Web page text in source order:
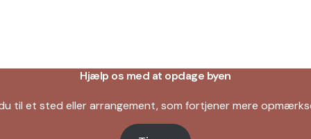
Hjælp os med at opdage byen
til et sted eller arrangement, som fortjener mere